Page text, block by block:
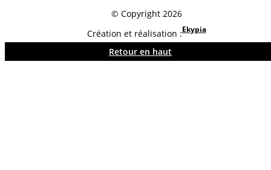
© Copyright 2026
Création et réalisation :Ekypia
Retour en haut